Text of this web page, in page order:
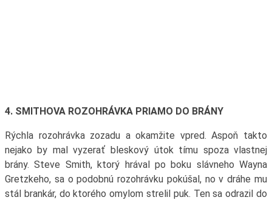
4. SMITHOVA ROZOHRÁVKA PRIAMO DO BRÁNY
Rýchla rozohrávka zozadu a okamžite vpred. Aspoň takto
nejako by mal vyzerať bleskový útok tímu spoza vlastnej
brány. Steve Smith, ktorý hrával po boku slávneho Wayna
Gretzkeho, sa o podobnú rozohrávku pokúšal, no v dráhe mu
stál brankár, do ktorého omylom strelil puk. Ten sa odrazil do